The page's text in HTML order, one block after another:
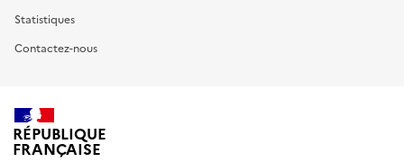
Statistiques
Contactez-nous
RÉPUBLIQUE
FRANÇAISE